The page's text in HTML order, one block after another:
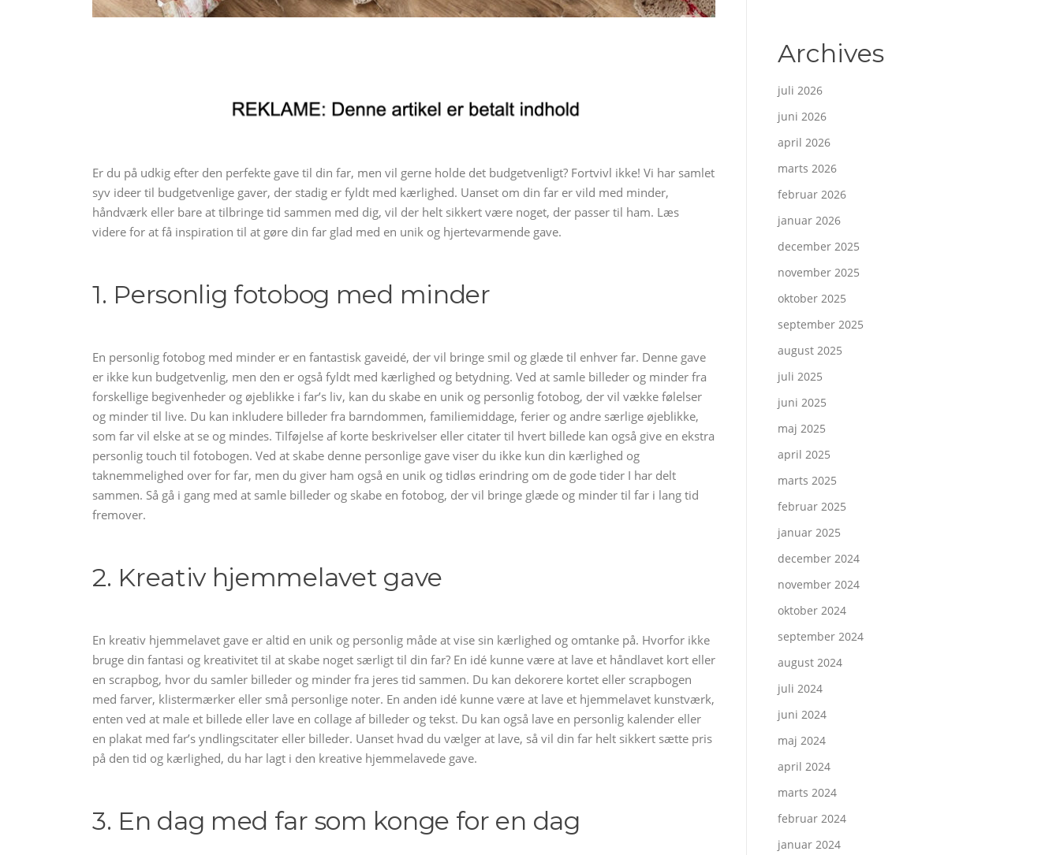
Er du på udkig efter den perfekte gave til din far, men vil gerne holde det budgetvenligt? Fortvivl ikke! Vi har samlet
syv ideer til budgetvenlige gaver, der stadig er fyldt med kærlighed. Uanset om din far er vild med minder,
håndværk eller bare at tilbringe tid sammen med dig, vil der helt sikkert være noget, der passer til ham. Læs
videre for at få inspiration til at gøre din far glad med en unik og hjertevarmende gave.
1. Personlig fotobog med minder
En personlig fotobog med minder er en fantastisk gaveidé, der vil bringe smil og glæde til enhver far. Denne gave
er ikke kun budgetvenlig, men den er også fyldt med kærlighed og betydning. Ved at samle billeder og minder fra
forskellige begivenheder og øjeblikke i far’s liv, kan du skabe en unik og personlig fotobog, der vil vække følelser
og minder til live. Du kan inkludere billeder fra barndommen, familiemiddage, ferier og andre særlige øjeblikke,
som far vil elske at se og mindes. Tilføjelse af korte beskrivelser eller citater til hvert billede kan også give en ekstra
personlig touch til fotobogen. Ved at skabe denne personlige gave viser du ikke kun din kærlighed og
taknemmelighed over for far, men du giver ham også en unik og tidløs erindring om de gode tider I har delt
sammen. Så gå i gang med at samle billeder og skabe en fotobog, der vil bringe glæde og minder til far i lang tid
fremover.
2. Kreativ hjemmelavet gave
En kreativ hjemmelavet gave er altid en unik og personlig måde at vise sin kærlighed og omtanke på. Hvorfor ikke
bruge din fantasi og kreativitet til at skabe noget særligt til din far? En idé kunne være at lave et håndlavet kort eller
en scrapbog, hvor du samler billeder og minder fra jeres tid sammen. Du kan dekorere kortet eller scrapbogen
med farver, klistermærker eller små personlige noter. En anden idé kunne være at lave et hjemmelavet kunstværk,
enten ved at male et billede eller lave en collage af billeder og tekst. Du kan også lave en personlig kalender eller
en plakat med far’s yndlingscitater eller billeder. Uanset hvad du vælger at lave, så vil din far helt sikkert sætte pris
på den tid og kærlighed, du har lagt i den kreative hjemmelavede gave.
3. En dag med far som konge for en dag
Archives
juli 2026
juni 2026
april 2026
marts 2026
februar 2026
januar 2026
december 2025
november 2025
oktober 2025
september 2025
august 2025
juli 2025
juni 2025
maj 2025
april 2025
marts 2025
februar 2025
januar 2025
december 2024
november 2024
oktober 2024
september 2024
august 2024
juli 2024
juni 2024
maj 2024
april 2024
marts 2024
februar 2024
januar 2024